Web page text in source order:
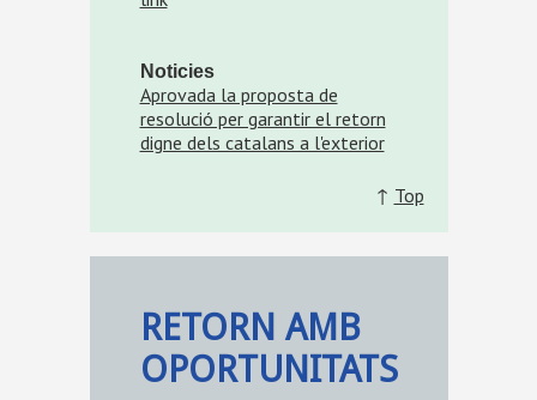
Noticies
Aprovada la proposta de
resolució per garantir el retorn
digne dels catalans a l'exterior
↑ Top
RETORN AMB
OPORTUNITATS